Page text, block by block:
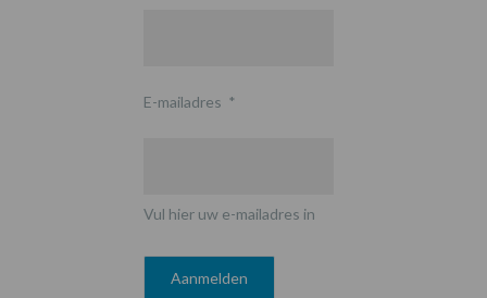
E-mailadres *
Vul hier uw e-mailadres in